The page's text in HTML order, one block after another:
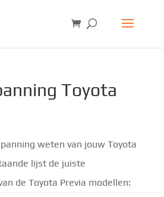
Toyota
weten van jouw Toyota
lijst de juiste
de Toyota Previa modellen: